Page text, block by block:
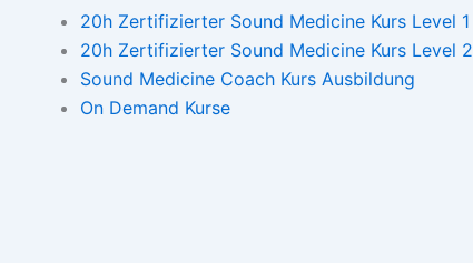
20h Zertifizierter Sound Medicine Kurs Level 1
20h Zertifizierter Sound Medicine Kurs Level 2
Sound Medicine Coach Kurs Ausbildung
On Demand Kurse